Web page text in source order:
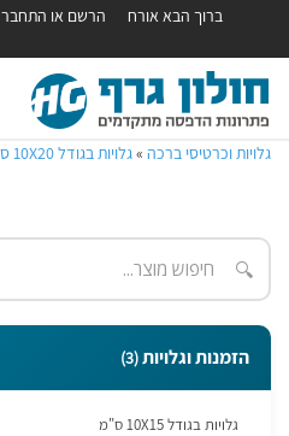
ברוך הבא אורח הרשם או התחבר
גלויות וכרטיסי ברכה »גלויות בגודל 10X20 ס"מ
🔍
הזמנות וגלויות(3)
גלויות בגודל 10X15 ס"מ